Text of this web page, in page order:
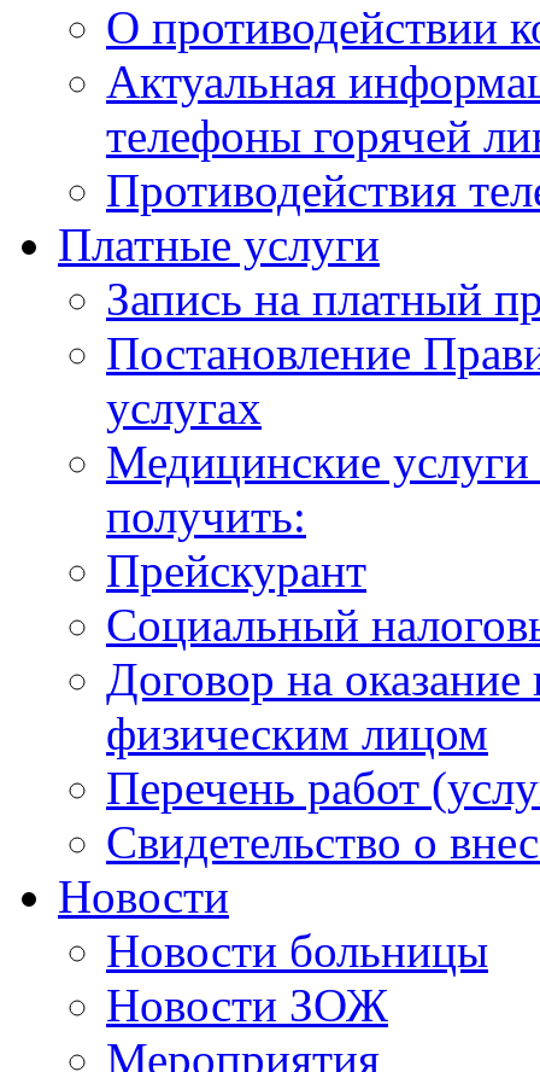
О противодействии
Актуальная
телефоны горячей
Противодействия
Платные услуги
Запись на платный
Постановление
услугах
Медицинские
получить:
Прейскурант
Социальный
Договор на
физическим лицом
Перечень работ
Свидетельство о
Новости
Новости больницы
Новости ЗОЖ
Мероприятия